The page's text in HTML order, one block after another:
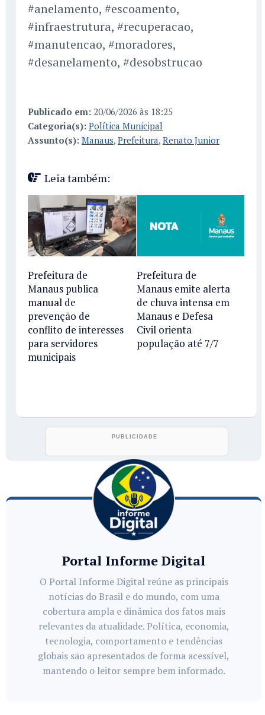
#anelamento, #escoamento,
#infraestrutura, #recuperacao,
#manutencao, #moradores,
#desanelamento, #desobstrucao
Publicado em: 20/06/2026 às 18:25
Categoria(s): Política Municipal
Assunto(s): Manaus, Prefeitura, Renato Junior
Leia também:
Prefeitura de
Manaus publica
manual de
prevenção de
conflito de interesses
para servidores
municipais
Prefeitura de
Manaus emite alerta
de chuva intensa em
Manaus e Defesa
Civil orienta
população até 7/7
Portal Informe Digital
O Portal Informe Digital reúne as principais
notícias do Brasil e do mundo, com uma
cobertura ampla e dinâmica dos fatos mais
relevantes da atualidade. Política, economia,
tecnologia, comportamento e tendências
globais são apresentados de forma acessível,
mantendo o leitor sempre bem informado.